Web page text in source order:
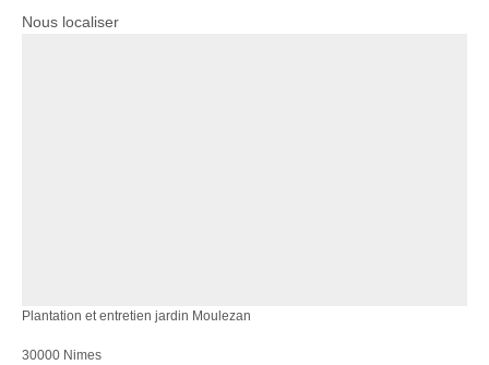
Nous localiser
Plantation et entretien jardin Moulezan
30000 Nimes